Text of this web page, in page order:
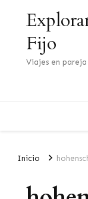
Fijo
Viajes en
Inicio